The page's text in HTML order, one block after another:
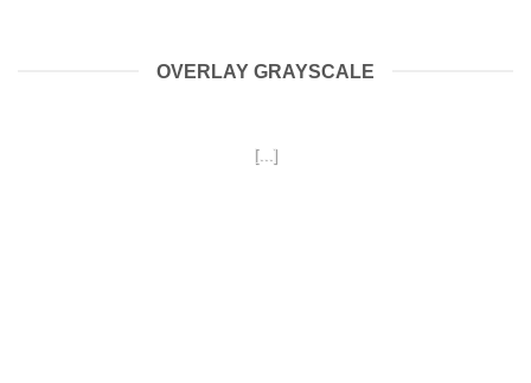
OVERLAY GRAYSCALE
[...]